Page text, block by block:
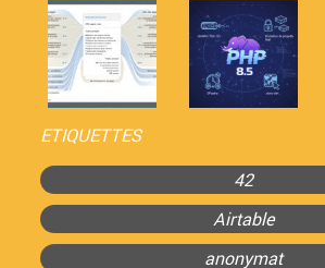
ETIQUETTES
42
Airtable
anonymat